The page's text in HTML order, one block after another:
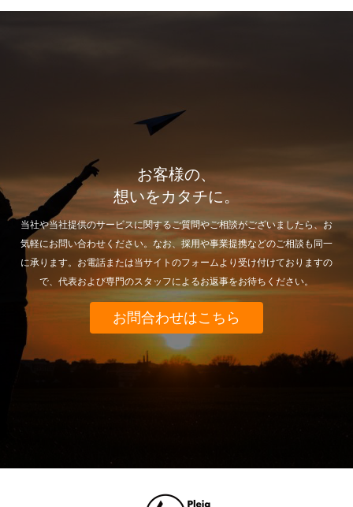
お客様の、
想いをカタチに。
当社や当社提供のサービスに関するご質問やご相談がございましたら、お
気軽にお問い合わせください。なお、採用や事業提携などのご相談も同一
に承ります。お電話または当サイトのフォームより受け付けておりますの
で、代表および専門のスタッフによるお返事をお待ちください。
お問合わせはこちら